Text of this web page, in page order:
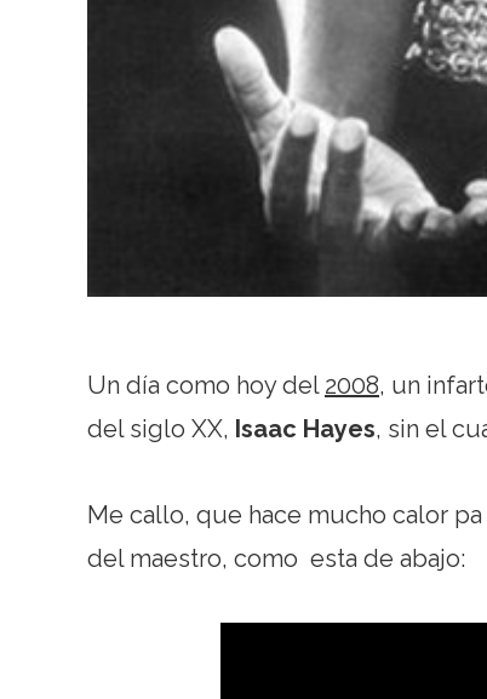
Un día como hoy del 2008, un
del siglo XX, Isaac Hayes, sin el
Me callo, que hace mucho calor
del maestro, como esta de abajo: